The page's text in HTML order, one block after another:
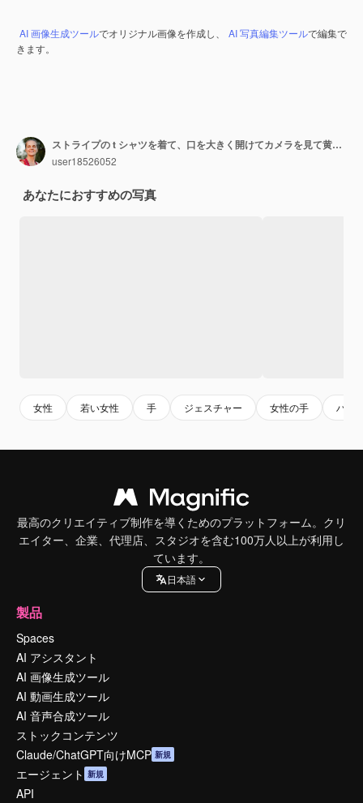
AI 画像生成ツールでオリジナル画像を作成し、 AI 写真編集ツールで編集で
きます。
ストライプの t シャツを着て、口を大きく開けてカメラを見て黄色い紙の破れた穴から立っているポーズをとって驚いた女性の横のショット
user18526052
あなたにおすすめの写真
女性 若い女性 手 ジェスチャー 女性の手 ハッ
最高のクリエイティブ制作を導くためのプラットフォーム。クリ
エイター、企業、代理店、スタジオを含む100万人以上が利用し
ています。
日本語
製品
Spaces
AI アシスタント
AI 画像生成ツール
AI 動画生成ツール
AI 音声合成ツール
ストックコンテンツ
Claude/ChatGPT向けMCP 新規
エージェント 新規
API